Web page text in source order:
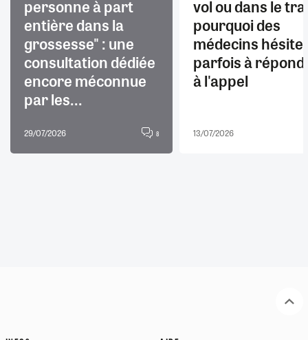
personne à part
entière dans la
grossesse" : une
consultation dédiée
encore méconnue
par les...
29/07/2026 8
vol ou dans le
pourquoi des
médecins
parfois à
à l'appel
13/07/2026